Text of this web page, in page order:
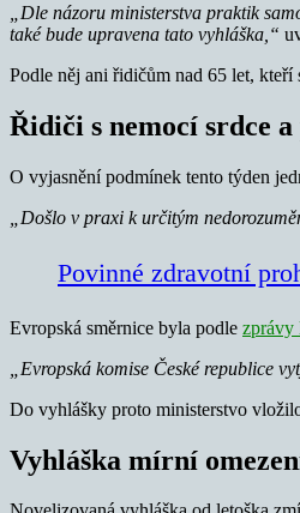
„Dle názoru ministerstva praktik
také bude upravena tato vyhláška,“
Podle něj ani řidičům nad 65 let,
Řidiči s nemocí srdce
O vyjasnění podmínek tento týden
„Došlo v praxi k určitým
Povinné zdravotní
Evropská směrnice byla podle zprávy
„Evropská komise České republice
Do vyhlášky proto ministerstvo
Vyhláška mírní